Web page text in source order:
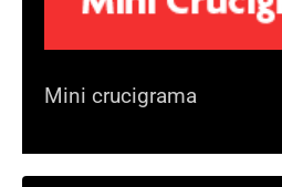
Mini crucigrama